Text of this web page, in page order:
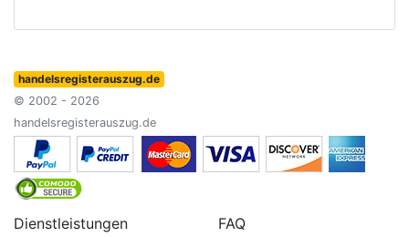
handelsregisterauszug.de
© 2002 - 2026
handelsregisterauszug.de
Dienstleistungen FAQ